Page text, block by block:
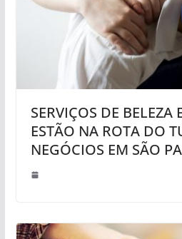
SERVIÇOS DE BELEZA
ESTÃO NA ROTA DO
NEGÓCIOS EM SÃO